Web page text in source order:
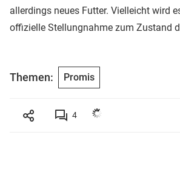
allerdings neues Futter. Vielleicht wird
offizielle Stellungnahme zum Zustand
Themen: Promis
4